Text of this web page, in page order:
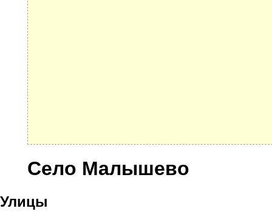
Село Малышево
Улицы